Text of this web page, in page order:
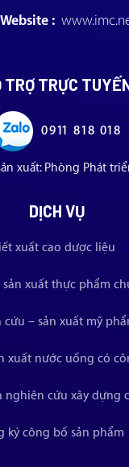
Website :
TRỢ TRỰC
0911 818 018
xuất: Phòng Phát
DỊCH VỤ
xuất cao dược liệu
sản xuất thực phẩm
cứu – sản xuất mỹ
xuất nước uống có
nghiên cứu xây dựng
ký công bố sản phẩm